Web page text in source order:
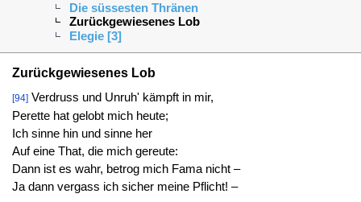
Die süssesten Thränen
Zurückgewiesenes Lob
Elegie [3]
Zurückgewiesenes Lob
[94]Verdruss und Unruh' kämpft in mir,
Perette hat gelobt mich heute;
Ich sinne hin und sinne her
Auf eine That, die mich gereute:
Dann ist es wahr, betrog mich Fama nicht –
Ja dann vergass ich sicher meine Pflicht! –